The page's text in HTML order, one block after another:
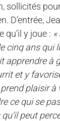
pour
y joue :
cinq ans qui
à
et y
plaisir
ce qui se
peut